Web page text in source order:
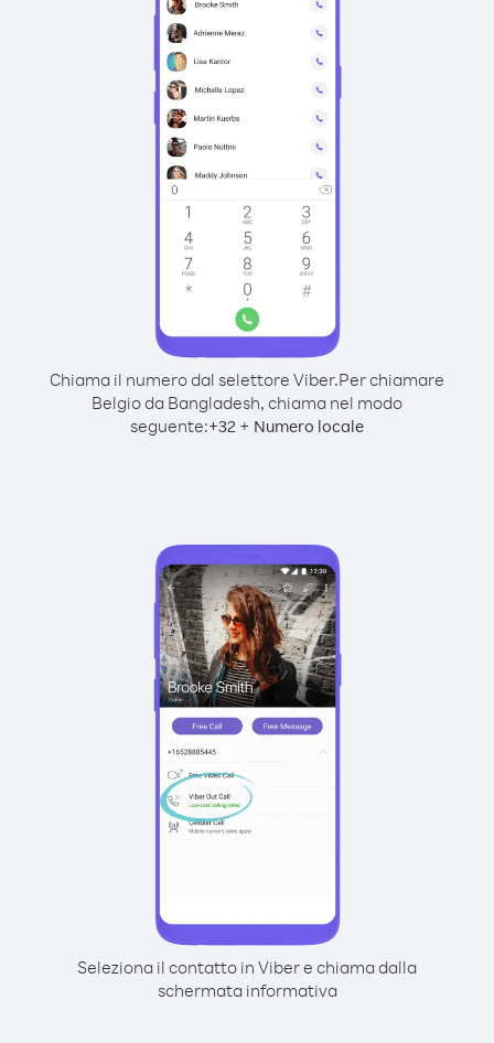
Chiama il numero dal selettore Viber.Per chiamare
Belgio da Bangladesh, chiama nel modo
seguente:+32 + Numero locale
Seleziona il contatto in Viber e chiama dalla
schermata informativa